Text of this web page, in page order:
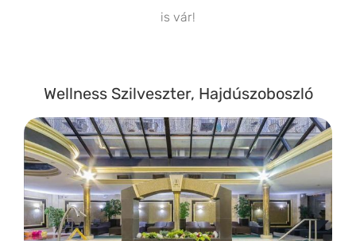
is vár!
Wellness Szilveszter, Hajdúszoboszló